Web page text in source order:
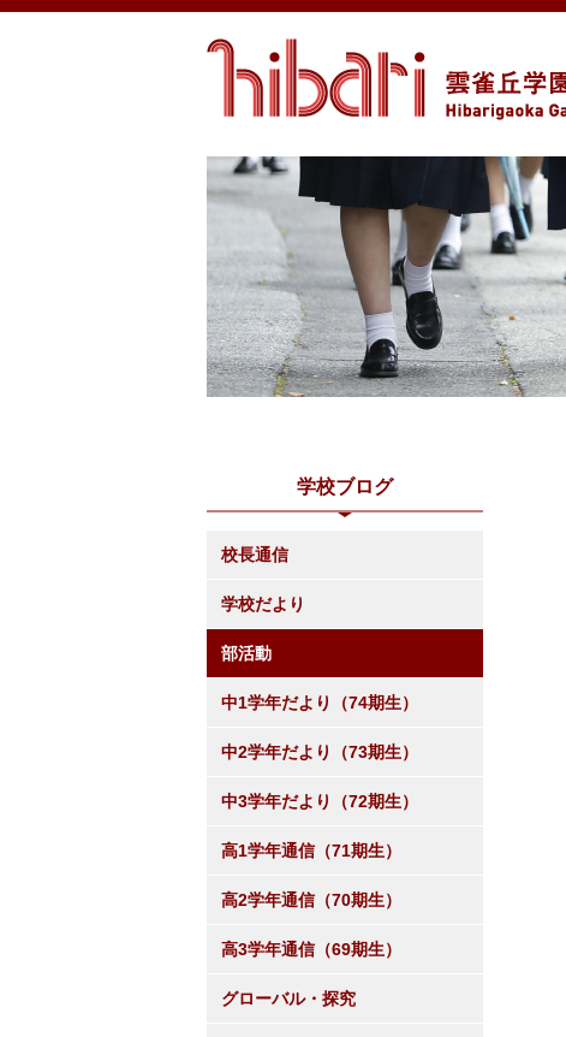
学校ブログ
校長通信
学校だより
部活動
中1学年だより（74期生）
中2学年だより（73期生）
中3学年だより（72期生）
高1学年通信（71期生）
高2学年通信（70期生）
高3学年通信（69期生）
グローバル・探究